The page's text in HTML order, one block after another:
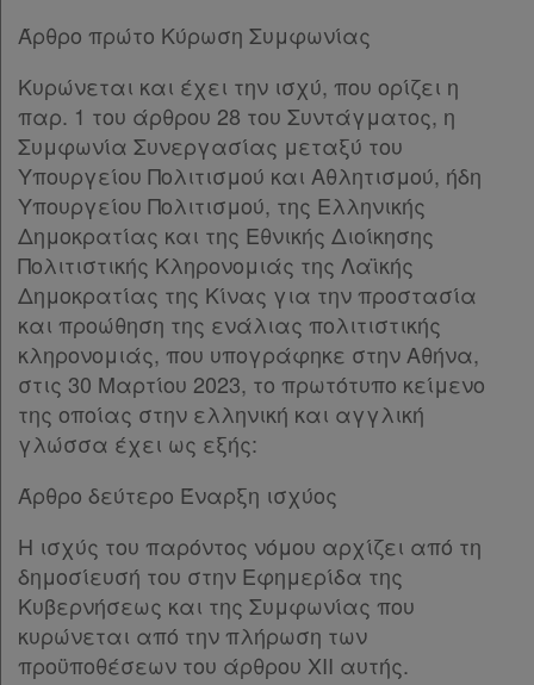
Εταιρεία
Επικοινωνία
Όροι
χρήσης
Πολιτική
απορρήτου
και
cookies
Απόκτηση
Συνδρομής
Ατομική
συνδρομή
Άρθρο πρώτο Κύρωση Συμφωνίας
Κυρώνεται και έχει την ισχύ, που ορίζει η
παρ. 1 του άρθρου 28 του Συντάγματος, η
Συμφωνία Συνεργασίας μεταξύ του
Υπουργείου Πολιτισμού και Αθλητισμού, ήδη
Υπουργείου Πολιτισμού, της Ελληνικής
Δημοκρατίας και της Εθνικής Διοίκησης
Πολιτιστικής Κληρονομιάς της Λαϊκής
Δημοκρατίας της Κίνας για την προστασία
και προώθηση της ενάλιας πολιτιστικής
κληρονομιάς, που υπογράφηκε στην Αθήνα,
στις 30 Μαρτίου 2023, το πρωτότυπο κείμενο
της οποίας στην ελληνική και αγγλική
γλώσσα έχει ως εξής:
Άρθρο δεύτερο Έναρξη ισχύος
Η ισχύς του παρόντος νόμου αρχίζει από τη
δημοσίευσή του στην Εφημερίδα της
Κυβερνήσεως και της Συμφωνίας που
κυρώνεται από την πλήρωση των
προϋποθέσεων του άρθρου XII αυτής.